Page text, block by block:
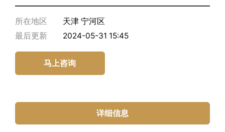
所在地区
天津 宁河区
最后更新
2024-05-31 15:45
马上咨询
详细信息